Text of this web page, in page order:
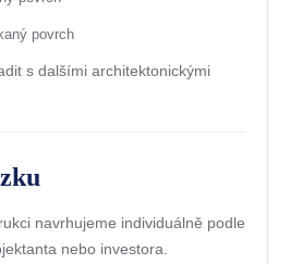
povrch
s dalšími architektonickými
navrhujeme individuálně podle
nebo investora.